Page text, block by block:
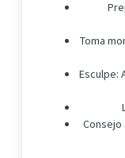
Toma
Esculpe:
Consejo